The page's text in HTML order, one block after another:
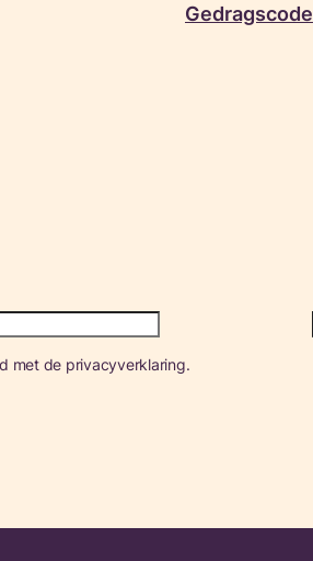
Gedragscode
met de privacyverklaring.